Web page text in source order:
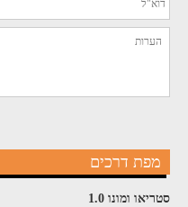
מפת דרכים
סטריאו ומונו 1.0